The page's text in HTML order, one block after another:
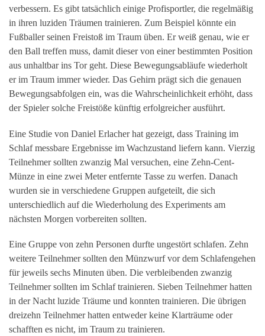
verbessern. Es gibt tatsächlich einige Profisportler, die regelmäßig
in ihren luziden Träumen trainieren. Zum Beispiel könnte ein
Fußballer seinen Freistoß im Traum üben. Er weiß genau, wie er
den Ball treffen muss, damit dieser von einer bestimmten Position
aus unhaltbar ins Tor geht. Diese Bewegungsabläufe wiederholt
er im Traum immer wieder. Das Gehirn prägt sich die genauen
Bewegungsabfolgen ein, was die Wahrscheinlichkeit erhöht, dass
der Spieler solche Freistöße künftig erfolgreicher ausführt.
Eine Studie von Daniel Erlacher hat gezeigt, dass Training im
Schlaf messbare Ergebnisse im Wachzustand liefern kann. Vierzig
Teilnehmer sollten zwanzig Mal versuchen, eine Zehn-Cent-
Münze in eine zwei Meter entfernte Tasse zu werfen. Danach
wurden sie in verschiedene Gruppen aufgeteilt, die sich
unterschiedlich auf die Wiederholung des Experiments am
nächsten Morgen vorbereiten sollten.
Eine Gruppe von zehn Personen durfte ungestört schlafen. Zehn
weitere Teilnehmer sollten den Münzwurf vor dem Schlafengehen
für jeweils sechs Minuten üben. Die verbleibenden zwanzig
Teilnehmer sollten im Schlaf trainieren. Sieben Teilnehmer hatten
in der Nacht luzide Träume und konnten trainieren. Die übrigen
dreizehn Teilnehmer hatten entweder keine Klarträume oder
schafften es nicht, im Traum zu trainieren.